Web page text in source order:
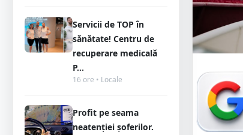
Servicii de TOP în
sănătate! Centru de
recuperare medicală
P...
16 ore • Locale
Profit pe seama
neatenției șoferilor.